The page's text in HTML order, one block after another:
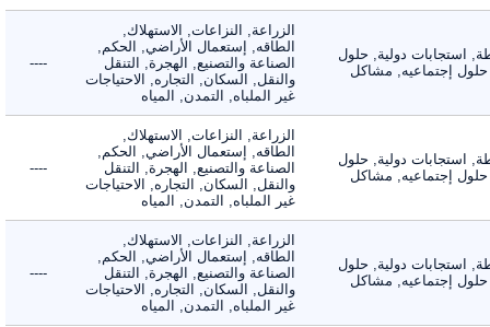
استجابات دولية, حلول
إجتماعيه, مشاكل
الزراعة, النزاعات, الاستهلاك,
الطاقه, إستعمال الأراضي, الحكم,
الصناعة والتصنيع, الهجرة, التنقل
والنقل, السكان, التجاره, الاحتياجات
غير الملباه, التمدن, المياه
----
استجابات دولية, حلول
إجتماعيه, مشاكل
الزراعة, النزاعات, الاستهلاك,
الطاقه, إستعمال الأراضي, الحكم,
الصناعة والتصنيع, الهجرة, التنقل
والنقل, السكان, التجاره, الاحتياجات
غير الملباه, التمدن, المياه
----
استجابات دولية, حلول
إجتماعيه, مشاكل
الزراعة, النزاعات, الاستهلاك,
الطاقه, إستعمال الأراضي, الحكم,
الصناعة والتصنيع, الهجرة, التنقل
والنقل, السكان, التجاره, الاحتياجات
غير الملباه, التمدن, المياه
----